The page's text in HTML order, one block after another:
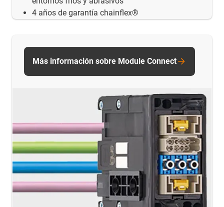
4 años de garantía chainflex®
Más información sobre Module Connect